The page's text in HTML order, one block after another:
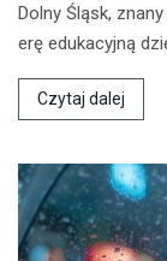
Dolny Śląsk,
erę edukacyjną
Czytaj dalej